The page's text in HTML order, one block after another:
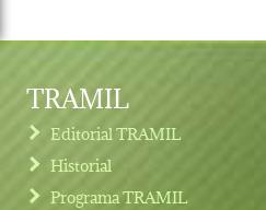
TRAMIL
Editorial TRAMIL
Historial
Programa TRAMIL